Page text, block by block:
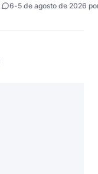
6-5 de agosto de 2026